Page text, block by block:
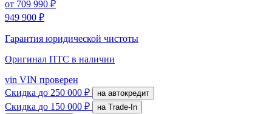
от 709 990 ₽
949 900 ₽
Гарантия юридической чистоты
Оригинал ПТС в наличии
vin VIN проверен
Скидка до 250 000 ₽ на автокредит
Скидка до 150 000 ₽
на Trade-In